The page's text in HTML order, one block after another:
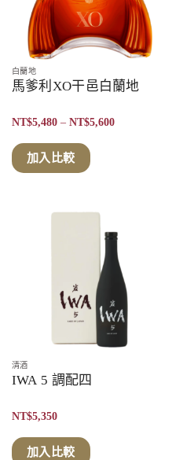
白蘭地
馬爹利XO干邑白蘭地
NT$5,480 – NT$5,600價
加入比較
清酒
IWA 5 調配四
NT$5,350
加入比較